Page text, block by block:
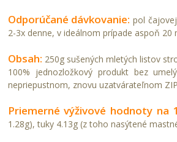
Odporúčané dávkovanie: pol
2-3x denne, v ideálnom prípade aspoň 20
Obsah: 250g sušených mletých listov
100% jednozložkový produkt bez
nepriepustnom, znovu uzatvárateľnom
Priemerné výživové hodnoty na
1.28g), tuky 4.13g (z toho nasýtené